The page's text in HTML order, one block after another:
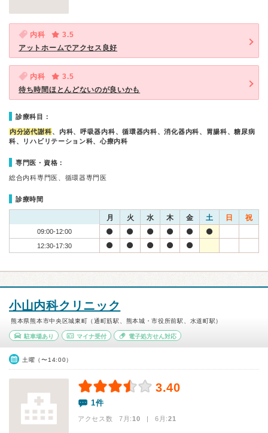
内科
3.5
アットホームでアクセス良好
内科
3.5
待ち時間ほとんどないのが良いかも
診療科目：
内分泌代謝科、内科、呼吸器内科、循環器内科、消化器内科、胃腸科、糖尿病
科、リハビリテーション科、心療内科
専門医・資格：
総合内科専門医、循環器専門医
診療時間
月 火 水 木 金 土 日 祝
09:00-12:00
12:30-17:30
小山内科クリニック
熊本県熊本市中央区城東町（通町筋駅、熊本城・市役所前駅、水道町駅）
駐車場あり マイナ受付 電子処方せん対応
土曜（〜14:00）
3.40
1件
アクセス数 7月:10 | 6月:21